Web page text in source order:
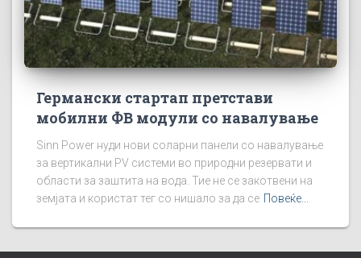
Германски стартап претстави
мобилни ФВ модули со навалување
Sinn Power нуди нови соларни панели со навалување
за вертикални PV системи во природни резервати и
области за заштита на вода. Тие не се закотвени на
земјата и користат тег со нишало за да се Повеќе...